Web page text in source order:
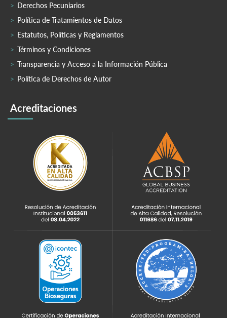
Derechos Pecuniarios
Política de Tratamientos de Datos
Estatutos, Políticas y Reglamentos
Términos y Condiciones
Transparencia y Acceso a la Información Pública
Política de Derechos de Autor
Acreditaciones